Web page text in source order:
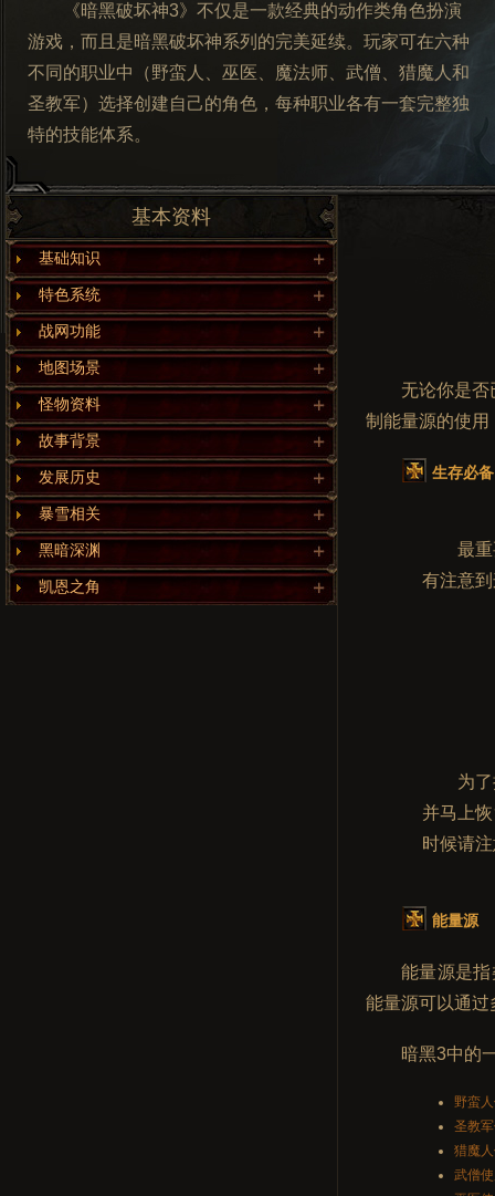
《暗黑破坏神3》不仅是一款经典的动作类角色扮演
游戏，而且是暗黑破坏神系列的完美延续。玩家可在六种
不同的职业中（野蛮人、巫医、魔法师、武僧、猎魔人和
圣教军）选择创建自己的角色，每种职业各有一套完整独
特的技能体系。
基本资料
基础知识
特色系统
战网功能
地图场景
怪物资料
故事背景
发展历史
暴雪相关
黑暗深渊
凯恩之角
无论你是
制能量源的使
生存必备
最
有注意
为
并马上
时候请
能量源
能量源是
能量源可以通
暗黑3中的
野蛮
圣教
猎魔
武僧